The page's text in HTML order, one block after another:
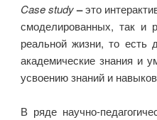
Case study –это
смоделированных, так и
реальной жизни, то
академические знания и
усвоению знаний и
В ряде научно-